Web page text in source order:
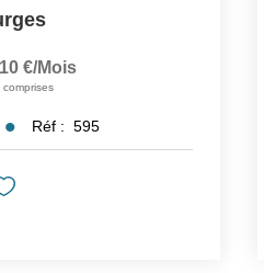
€/mois
comprises
Réf : 595